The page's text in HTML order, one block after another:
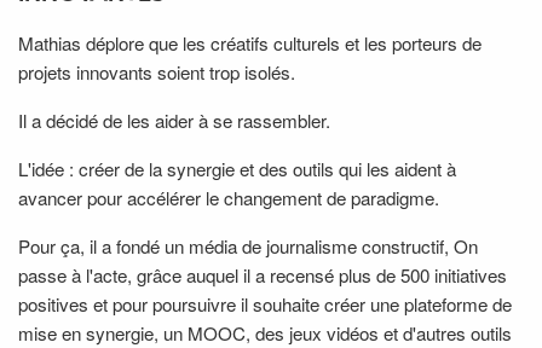
Mathias déplore que les créatifs culturels et les porteurs de
projets innovants soient trop isolés.
Il a décidé de les aider à se rassembler.
L'idée : créer de la synergie et des outils qui les aident à
avancer pour accélérer le changement de paradigme.
Pour ça, il a fondé un média de journalisme constructif, On
passe à l'acte, grâce auquel il a recensé plus de 500 initiatives
positives et pour poursuivre il souhaite créer une plateforme de
mise en synergie, un MOOC, des jeux vidéos et d'autres outils